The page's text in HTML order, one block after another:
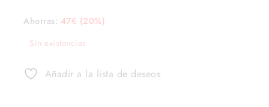
Ahorras: 47€ (20%)
Sin existencias
Añadir a la lista de deseos